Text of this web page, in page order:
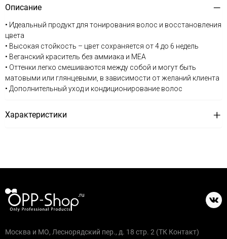
Описание
• Идеальный продукт для тонирования волос и восстановления
цвета
• Высокая стойкость – цвет сохраняется от 4 до 6 недель
• Веганский краситель без аммиака и MEA
• Оттенки легко смешиваются между собой и могут быть
матовыми или глянцевыми, в зависимости от желаний клиента
• Дополнительный уход и кондиционирование волос
Характеристики
Москва и МО, Леснорядский пер., д. 18 стр. 2 (ТК Контакт)